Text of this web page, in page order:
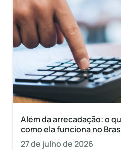
Além da arrecadação: o
como ela funciona no
27 de julho de 2026